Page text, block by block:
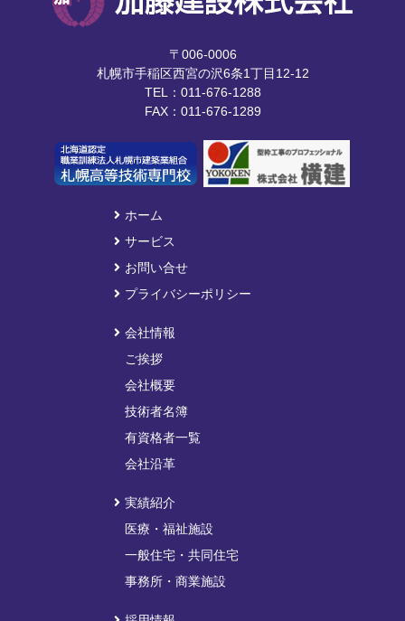
〒006-0006
札幌市手稲区西宮の沢6条1丁目12-12
TEL：011-676-1288
FAX：011-676-1289
ホーム
サービス
お問い合せ
プライバシーポリシー
会社情報
ご挨拶
会社概要
技術者名簿
有資格者一覧
会社沿革
実績紹介
医療・福祉施設
一般住宅・共同住宅
事務所・商業施設